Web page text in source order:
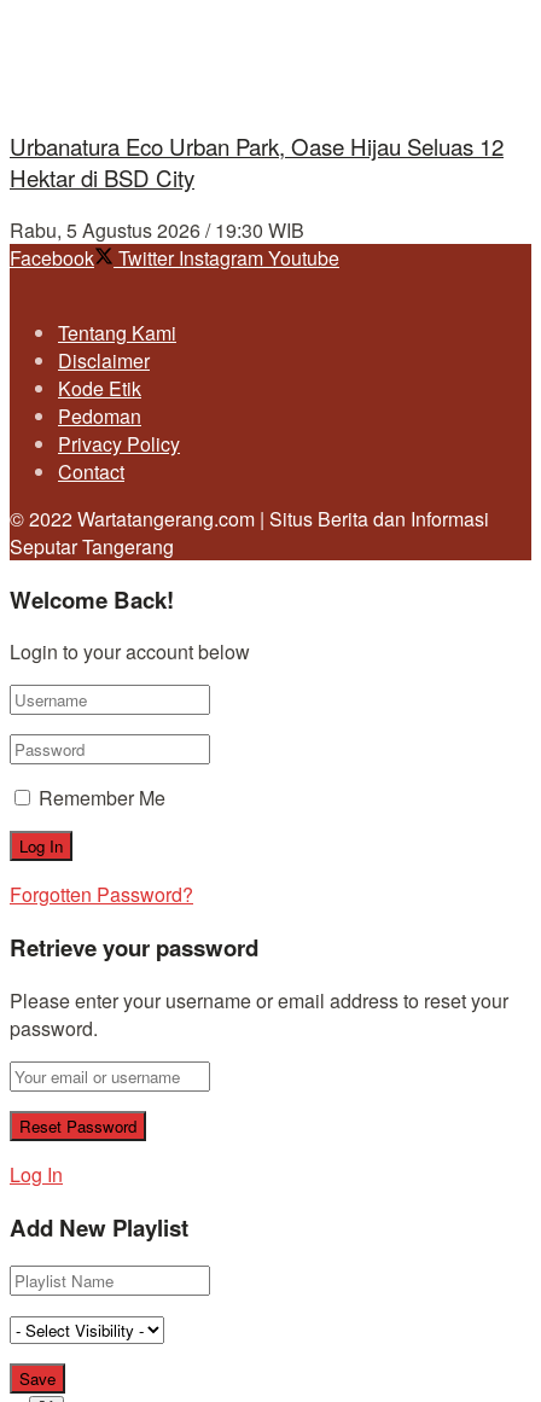
Urbanatura Eco Urban Park, Oase Hijau Seluas 12
Hektar di BSD City
Rabu, 5 Agustus 2026 / 19:30 WIB
Facebook
Twitter InstagramYoutube
Tentang Kami
Disclaimer
Kode Etik
Pedoman
Privacy Policy
Contact
© 2022 Wartatangerang.com | Situs Berita dan Informasi
Seputar Tangerang
Welcome Back!
Login to your account below
Remember Me
Forgotten Password?
Retrieve your password
Please enter your username or email address to reset your
password.
Log In
Add New Playlist